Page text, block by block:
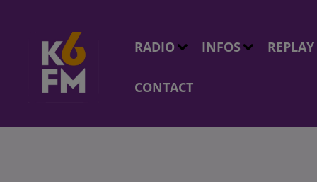
RADIO INFOS REPLAY
CONTACT